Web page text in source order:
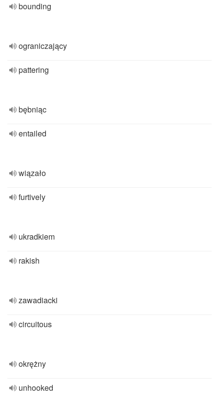
bounding
ograniczający
pattering
bębniąc
entailed
wiązało
furtively
ukradkiem
rakish
zawadiacki
circuitous
okrężny
unhooked